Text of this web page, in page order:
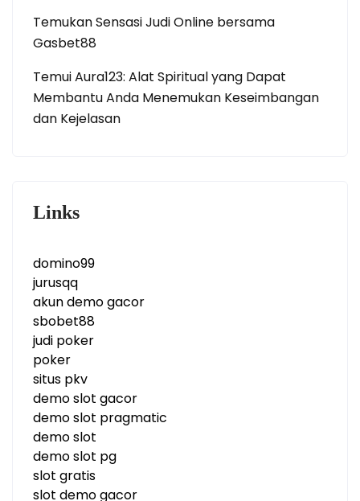
Temukan Sensasi Judi Online bersama
Gasbet88
Temui Aura123: Alat Spiritual yang Dapat
Membantu Anda Menemukan Keseimbangan
dan Kejelasan
Links
domino99
jurusqq
akun demo gacor
sbobet88
judi poker
poker
situs pkv
demo slot gacor
demo slot pragmatic
demo slot
demo slot pg
slot gratis
slot demo gacor